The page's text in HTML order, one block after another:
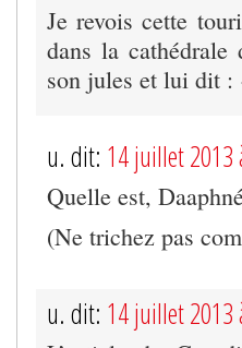
Je revois cette
dans la
son jules et lui dit :
u. dit: 14 juillet 2013
Quelle est,
(Ne trichez pas
u. dit: 14 juillet 2013